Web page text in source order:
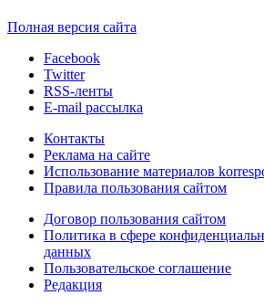
Полная версия сайта
Facebook
Twitter
RSS-ленты
E-mail рассылка
Контакты
Реклама на сайте
Использование материалов
Правила пользования сайтом
Договор пользования сайтом
Политика в сфере
данных
Пользовательское соглашение
Редакция